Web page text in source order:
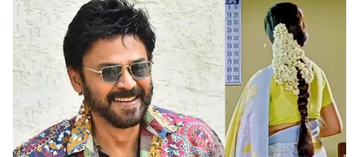
5
Image Credit :ANI